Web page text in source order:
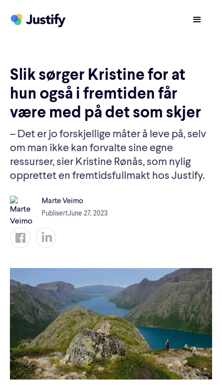
Slik sørger Kristine for at
hun også i fremtiden får
være med på det som skjer
– Det er jo forskjellige måter å leve på, selv
om man ikke kan forvalte sine egne
ressurser, sier Kristine Rønås, som nylig
opprettet en fremtidsfullmakt hos Justify.
Marte Veimo
PublisertJune 27, 2023